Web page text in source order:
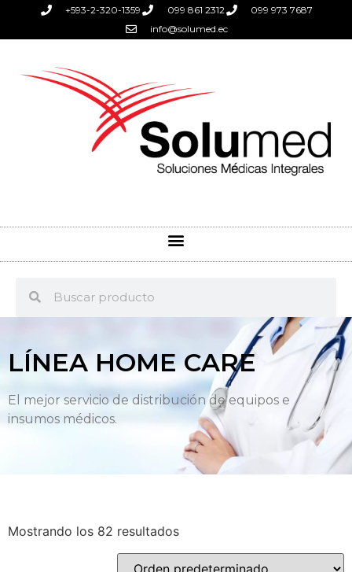
+593-2-320-1359 099 861 2312
099 973 7687
info@solumed.ec
LÍNEA HOME CARE
El mejor servicio de distribución de equipos e
insumos médicos.
Mostrando los 82 resultados